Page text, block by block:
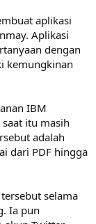
aplikasi
Aplikasi
dengan
kemungkinan
IBM
itu masih
adalah
dari PDF hingga
selama
Ia pun